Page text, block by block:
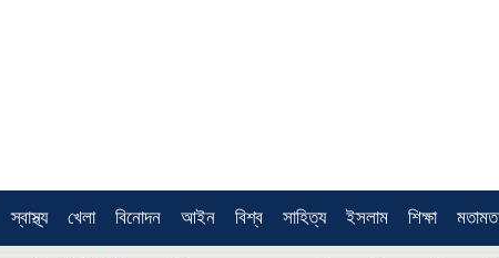
স্বাস্থ্য খেলা বিনোদন আইন বিশ্ব সাহিত্য ইসলাম শিক্ষা মতামত